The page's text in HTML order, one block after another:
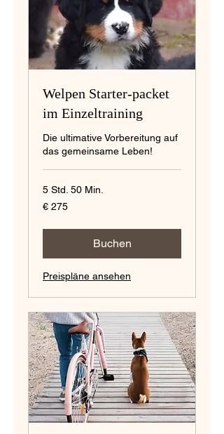
Welpen Starter-packet
im Einzeltraining
Die ultimative Vorbereitung auf
das gemeinsame Leben!
5 Std. 50 Min.
275
Euro
€ 275
Buchen
Preispläne ansehen